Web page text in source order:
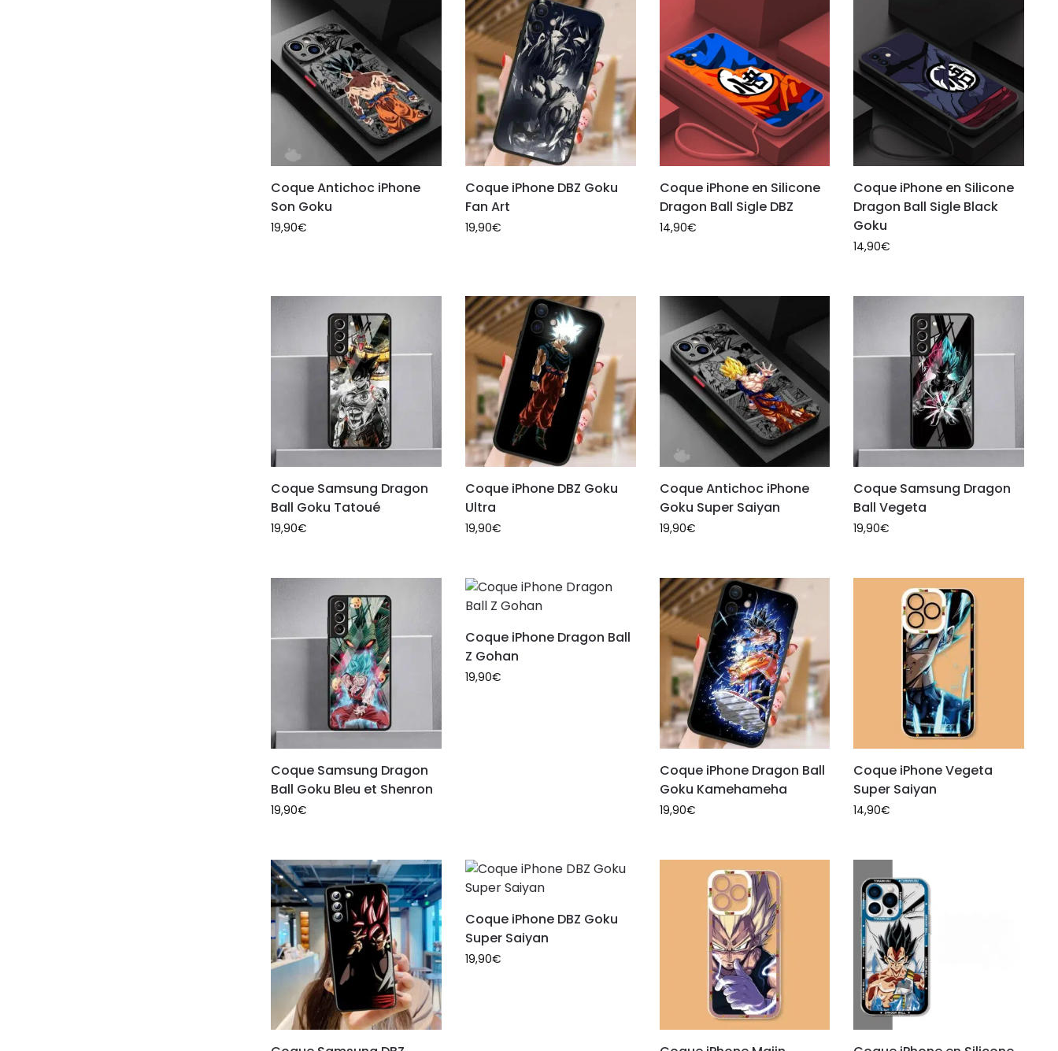
Coque Antichoc iPhone
Son Goku
19,90€
Coque iPhone DBZ Goku
Fan Art
19,90€
Coque iPhone en Silicone
Dragon Ball Sigle DBZ
14,90€
Coque iPhone en Silicone
Dragon Ball Sigle Black
Goku
14,90€
Coque Samsung Dragon
Ball Goku Tatoué
19,90€
Coque iPhone DBZ Goku
Ultra
19,90€
Coque Antichoc iPhone
Goku Super Saiyan
19,90€
Coque Samsung Dragon
Ball Vegeta
19,90€
Coque Samsung Dragon
Ball Goku Bleu et Shenron
19,90€
Coque iPhone Dragon Ball
Z Gohan
19,90€
Coque iPhone Dragon Ball
Goku Kamehameha
19,90€
Coque iPhone Vegeta
Super Saiyan
14,90€
Coque iPhone DBZ Goku
Super Saiyan
19,90€